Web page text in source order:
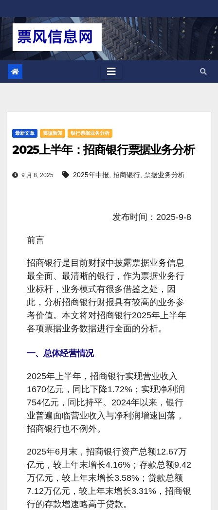
至
最新文章 票据新闻 银行票据业务分析
2025上半年：招商银行票据业务分析
9 月 8, 2025 2025年中报 招商银行 票据业务分析
发布时间：2025-9-8
前言
招商银行是目前财报中披露票据业务信息
最全面、最清晰的银行，作为票据业务行
业标杆，业务模式有很多借鉴之处，因
此，分析招商银行财报具有较高的业务参
考价值。本文将对招商银行2025年上半年
各项票据业务数据进行全面的分析。
一、总体经营情况
2025年上半年，招商银行实现营业收入
1670亿元，同比下降1.72%；实现净利润
754亿元，同比持平。2024年以来，银行
业普遍面临营业收入与净利润增速回落，
招商银行也不例外。
2025年6月末，招商银行资产总额12.67万
亿元，较上年末增长4.16%；存款总额9.42
万亿元，较上年末增长3.58%；贷款总额
7.12万亿元，较上年末增长3.31%，招商银
行的存款增速略高于贷款。